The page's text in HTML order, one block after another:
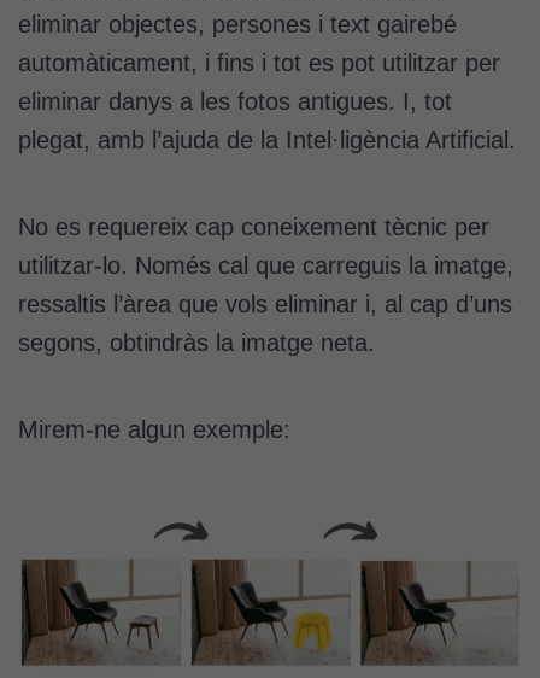
eliminar objectes, persones i text gairebé
automàticament, i fins i tot es pot utilitzar per
eliminar danys a les fotos antigues. I, tot
plegat, amb l’ajuda de la Intel·ligència Artificial.
No es requereix cap coneixement tècnic per
utilitzar-lo. Només cal que carreguis la imatge,
ressaltis l’àrea que vols eliminar i, al cap d’uns
segons, obtindràs la imatge neta.
Mirem-ne algun exemple: